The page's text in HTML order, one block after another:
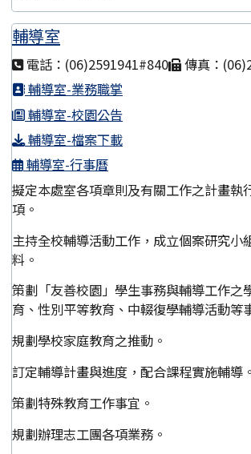
輔導室
電話：(06)2591941#840
傳真：
輔導室-業務職掌
輔導室-校園公告
輔導室-檔案下載
輔導室-行事曆
擬定本處室各項章則及有關工作之計畫執
項。
主持全校輔導活動工作，成立個案研究小
料。
策劃「友善校園」學生事務與輔導工作之
育、性別平等教育、中輟復學輔導活動等
規劃學校家庭教育之推動。
訂定輔導計畫與進度，配合課程實施輔導。
策劃特殊教育工作事宜。
規劃辦理志工團各項業務。